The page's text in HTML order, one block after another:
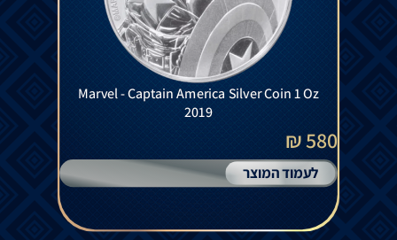
Marvel - Captain America Silver Coin 1 Oz
2019
580 ₪
לעמוד המוצר